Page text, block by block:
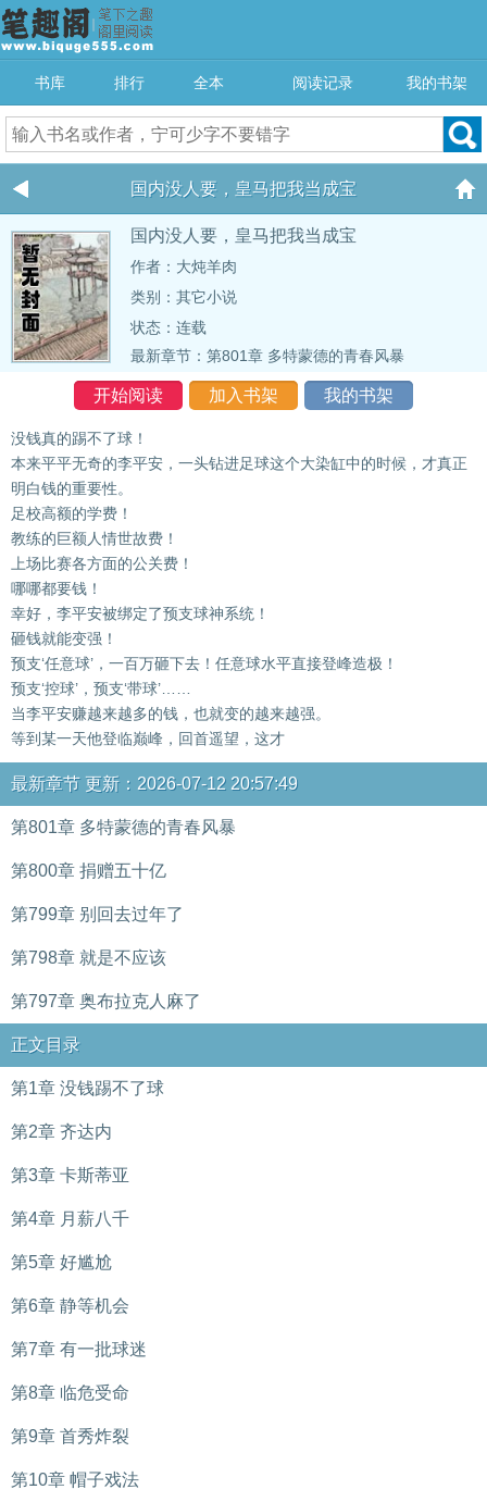
书库 排行 全本 阅读记录 我的书架
国内没人要，皇马把我当成宝
国内没人要，皇马把我当成宝
作者：大炖羊肉
类别：其它小说
状态：连载
最新章节： 第801章 多特蒙德的青春风暴
开始阅读 加入书架 我的书架
没钱真的踢不了球！
本来平平无奇的李平安，一头钻进足球这个大染缸中的时候，才真正
明白钱的重要性。
足校高额的学费！
教练的巨额人情世故费！
上场比赛各方面的公关费！
哪哪都要钱！
幸好，李平安被绑定了预支球神系统！
砸钱就能变强！
预支‘任意球’，一百万砸下去！任意球水平直接登峰造极！
预支‘控球’，预支‘带球’……
当李平安赚越来越多的钱，也就变的越来越强。
等到某一天他登临巅峰，回首遥望，这才
最新章节 更新：2026-07-12 20:57:49
第801章 多特蒙德的青春风暴
第800章 捐赠五十亿
第799章 别回去过年了
第798章 就是不应该
第797章 奥布拉克人麻了
正文目录
第1章 没钱踢不了球
第2章 齐达内
第3章 卡斯蒂亚
第4章 月薪八千
第5章 好尴尬
第6章 静等机会
第7章 有一批球迷
第8章 临危受命
第9章 首秀炸裂
第10章 帽子戏法